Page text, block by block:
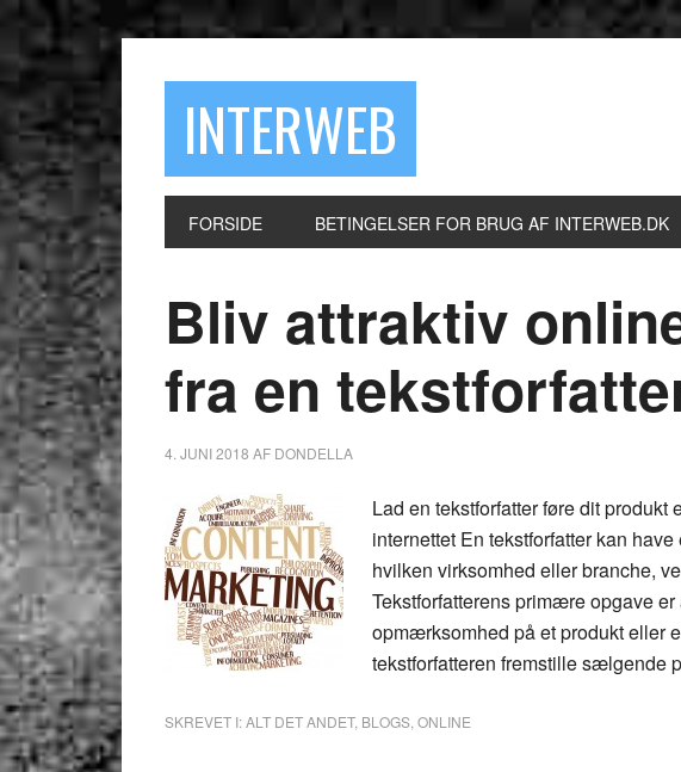
INTERWEB
FORSIDE BETINGELSER FOR BRUG AF INTERWEB.DK
Bliv attraktiv
fra en
4. JUNI 2018 AF DONDELLA
Lad en tekstforfatter føre dit
internettet En tekstforfatter kan
hvilken virksomhed eller branche,
Tekstforfatterens primære opgave
opmærksomhed på et produkt eller
tekstforfatteren fremstille
SKREVET I:ALT DET ANDET, BLOGS ONLINE